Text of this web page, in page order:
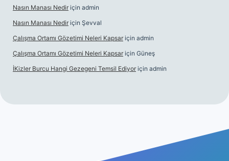
Nasın Manası Nedir için admin
Nasın Manası Nedir için Şevval
Çalışma Ortamı Gözetimi Neleri Kapsar için admin
Çalışma Ortamı Gözetimi Neleri Kapsar için Güneş
İKizler Burcu Hangi Gezegeni Temsil Ediyor için admin